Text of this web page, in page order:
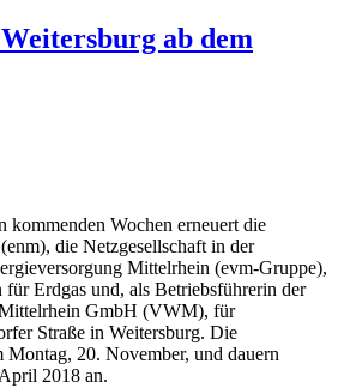
ab dem
Wochen erneuert die
die Netzgesellschaft in der
Mittelrhein (evm-Gruppe),
für Erdgas und, als Betriebsführerin der
GmbH (VWM), für
Straße in Weitersburg. Die
Montag, 20. November, und dauern
2018 an.